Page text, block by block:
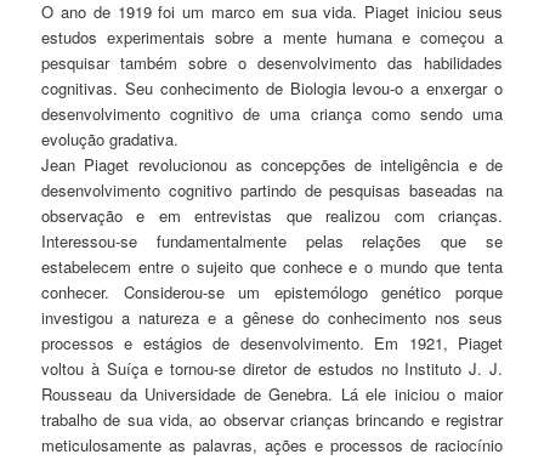
O ano de 1919 foi um marco em sua vida. Piaget iniciou seus
estudos experimentais sobre a mente humana e começou a
pesquisar também sobre o desenvolvimento das habilidades
cognitivas. Seu conhecimento de Biologia levou-o a enxergar o
desenvolvimento cognitivo de uma criança como sendo uma
evolução gradativa.
Jean Piaget revolucionou as concepções de inteligência e de
desenvolvimento cognitivo partindo de pesquisas baseadas na
observação e em entrevistas que realizou com crianças.
Interessou-se fundamentalmente pelas relações que se
estabelecem entre o sujeito que conhece e o mundo que tenta
conhecer. Considerou-se um epistemólogo genético porque
investigou a natureza e a gênese do conhecimento nos seus
processos e estágios de desenvolvimento. Em 1921, Piaget
voltou à Suíça e tornou-se diretor de estudos no Instituto J. J.
Rousseau da Universidade de Genebra. Lá ele iniciou o maior
trabalho de sua vida, ao observar crianças brincando e registrar
meticulosamente as palavras, ações e processos de raciocínio